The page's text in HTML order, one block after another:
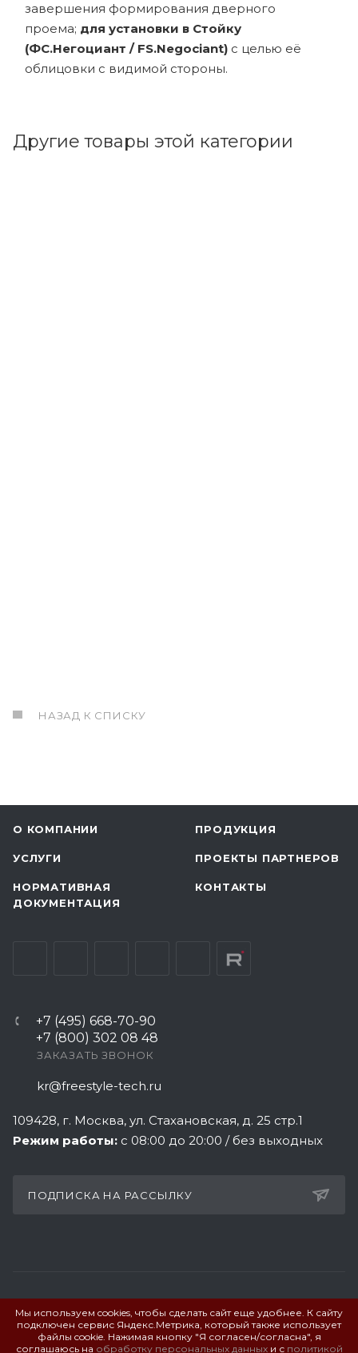
завершения формирования дверного
проема; для установки в Cтойку
(ФС.Негоциант / FS.Negociant) с целью её
облицовки с видимой стороны.
Другие товары этой категории
НАЗАД К СПИСКУ
О КОМПАНИИ ПРОДУКЦИЯ
УСЛУГИ ПРОЕКТЫ ПАРТНЕРОВ
НОРМАТИВНАЯ
ДОКУМЕНТАЦИЯ
КОНТАКТЫ
+7 (495) 668-70-90
+7 (800) 302 08 48
ЗАКАЗАТЬ ЗВОНОК
kr@freestyle-tech.ru
109428, г. Москва, ул. Стахановская, д. 25 стр.1
Режим работы: с 08:00 до 20:00 / без выходных
ПОДПИСКА НА РАССЫЛКУ
ПОЛИТИКА КОНФИДЕНЦИАЛЬНОСТИ
Мы используем cookies, чтобы сделать сайт еще удобнее. К сайту
подключен сервис Яндекс.Метрика, который также использует
файлы cookie. Нажимая кнопку "Я согласен/согласна", я
соглашаюсь на обработку персональных данных и с политикой